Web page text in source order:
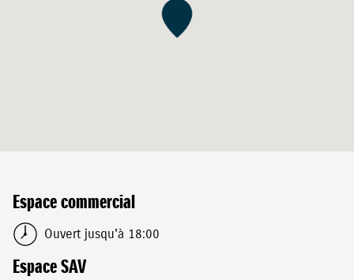
Espace commercial
Ouvert jusqu'à 18:00
Espace SAV